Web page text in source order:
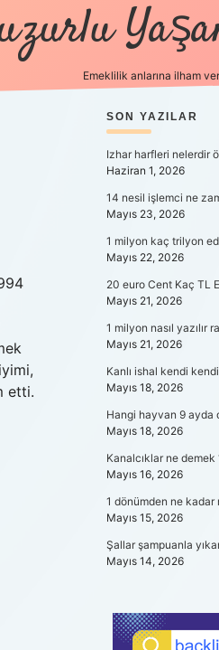
Emeklilik anlarına ilham
etti.
SON YAZILAR
Izhar harfleri nelerdir
Haziran 1, 2026
14 nesil işlemci ne
Mayıs 23, 2026
1 milyon kaç trilyon
Mayıs 22, 2026
20 euro Cent Kaç TL
Mayıs 21, 2026
1 milyon nasıl yazılır
Mayıs 21, 2026
Kanlı ishal kendi
Mayıs 18, 2026
Hangi hayvan 9 ayda
Mayıs 18, 2026
Kanalcıklar ne demek
Mayıs 16, 2026
1 dönümden ne kadar
Mayıs 15, 2026
Şallar şampuanla
Mayıs 14, 2026
https://betci.co/